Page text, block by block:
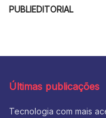
PUBLIEDITORIAL
Últimas publicações
Tecnologia com mais